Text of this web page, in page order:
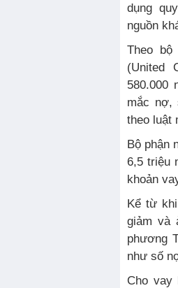
dụng
nguồn
Theo
(United
580.000
mắc nợ,
theo luật
Bộ phận
6,5 triệu
khoản
Kể từ
giảm và
phương
như số
Cho vay